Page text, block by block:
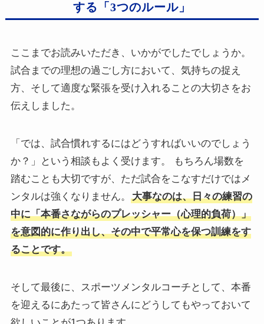
する「3つのルール」
ここまでお読みいただき、いかがでしたでしょうか。
試合までの理想の過ごし方において、気持ちの捉え
方、そして適度な緊張を受け入れることの大切さをお
伝えしました。
「では、試合慣れするにはどうすればいいのでしょう
か？」という相談もよく受けます。 もちろん場数を
踏むことも大切ですが、ただ試合をこなすだけではメ
ンタルは強くなりません。
大事なのは、日々の練習の
中に「本番さながらのプレッシャー（心理的負荷）」
を意図的に作り出し、その中で平常心を保つ訓練をす
ることです。
そして最後に、スポーツメンタルコーチとして、本番
を迎えるにあたって皆さんにどうしてもやっておいて